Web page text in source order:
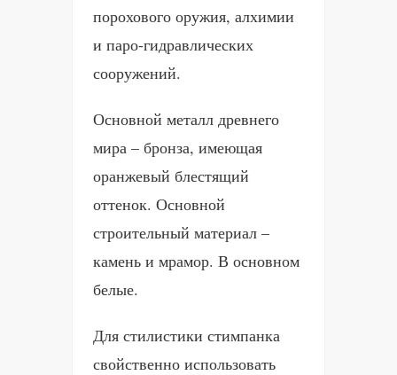
порохового оружия, алхимии
и паро-гидравлических
сооружений.
Основной металл древнего
мира – бронза, имеющая
оранжевый блестящий
оттенок. Основной
строительный материал –
камень и мрамор. В основном
белые.
Для стилистики стимпанка
свойственно использовать